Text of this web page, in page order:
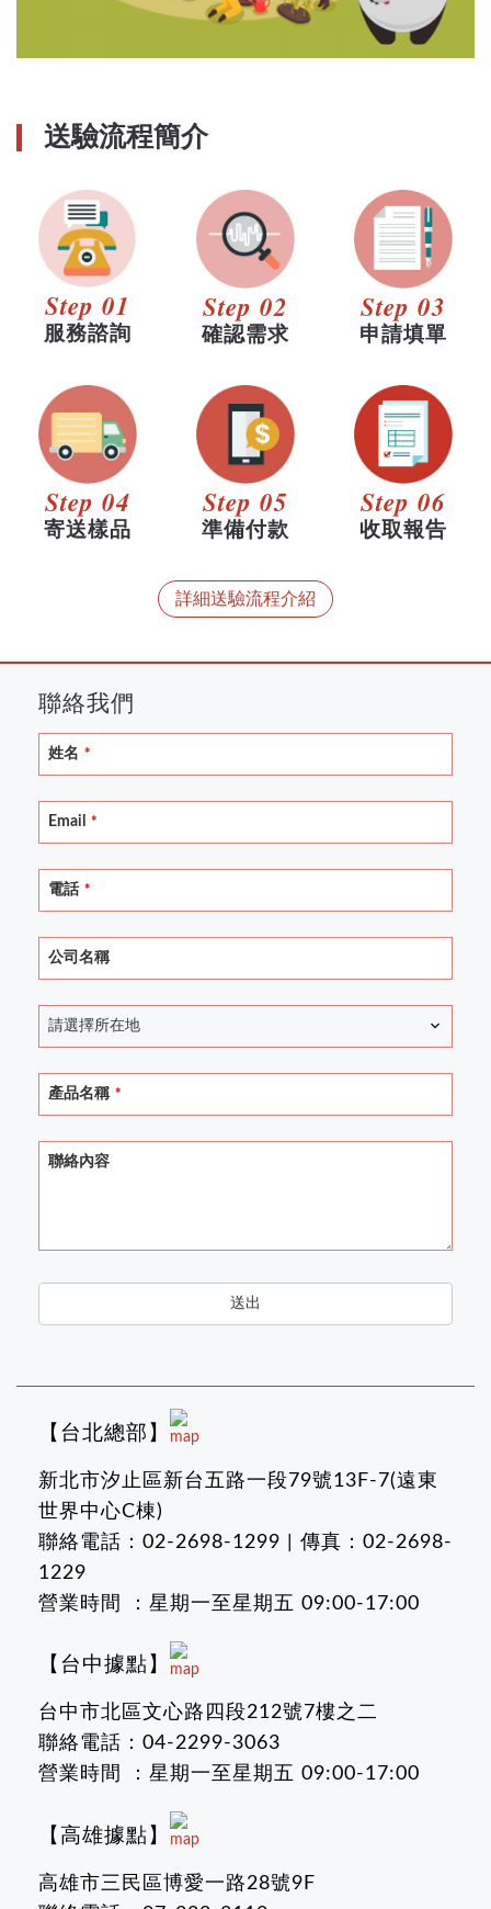
送驗流程簡介
Step 01
服務諮詢
Step 02
確認需求
Step 03
申請填單
Step 04
寄送樣品
Step 05
準備付款
Step 06
收取報告
詳細送驗流程介紹
聯絡我們
Phone
Number
姓名 *
Email *
電話 *
公司名稱
請選擇所在地
產品名稱 *
聯絡內容
送出
【台北總部】
新北市汐止區新台五路一段79號13F-7(遠東
世界中心C棟)
聯絡電話：02-2698-1299 | 傳真：02-2698-
1229
營業時間 ：星期一至星期五 09:00-17:00
【台中據點】
台中市北區文心路四段212號7樓之二
聯絡電話：04-2299-3063
營業時間 ：星期一至星期五 09:00-17:00
【高雄據點】
高雄市三民區博愛一路28號9F